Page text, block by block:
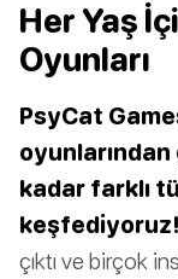
Her Yaş
Oyunları
PsyCat
oyunlarından
kadar farklı
keşfediyoruz!
çıktı ve birçok